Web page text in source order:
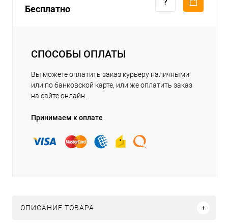
Бесплатно
СПОСОБЫ ОПЛАТЫ
Вы можете оплатить заказ курьеру наличными
или по банковской карте, или же оплатить заказ
на сайте онлайн.
Принимаем к оплате
ОПИСАНИЕ ТОВАРА